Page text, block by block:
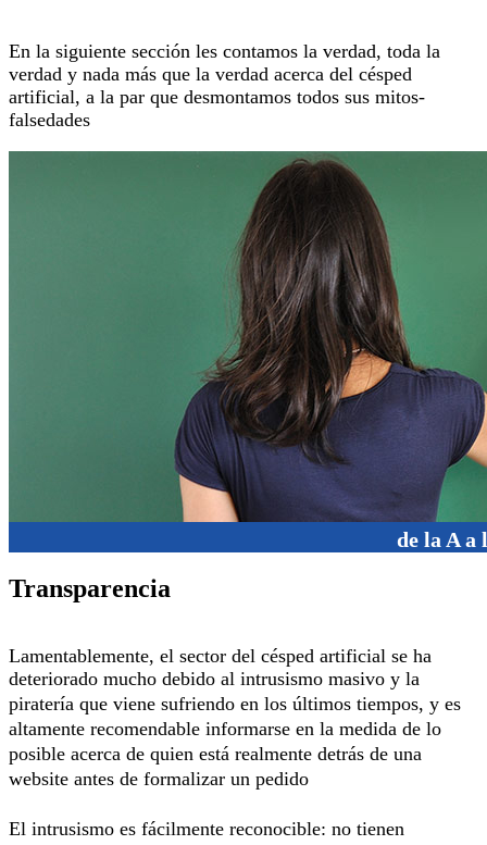
En la siguiente sección les contamos la verdad, toda la
verdad y nada más que la verdad acerca del césped
artificial, a la par que desmontamos todos sus mitos-
falsedades
de la A a
Transparencia
Lamentablemente, el sector del césped artificial se ha
deteriorado mucho debido al intrusismo masivo y la
piratería que viene sufriendo en los últimos tiempos, y es
altamente recomendable informarse en la medida de lo
posible acerca de quien está realmente detrás de una
website antes de formalizar un pedido
El intrusismo es fácilmente reconocible: no tienen